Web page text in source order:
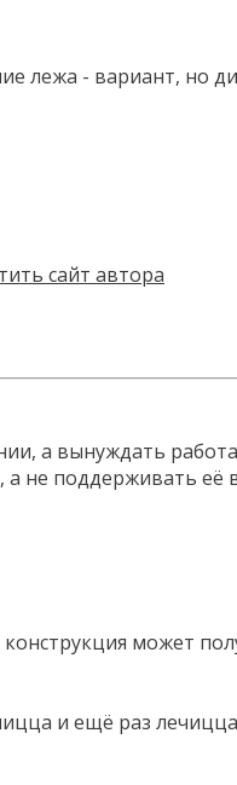
лежа - вариант, но
вынуждать
а не поддерживать её
может
и ещё раз